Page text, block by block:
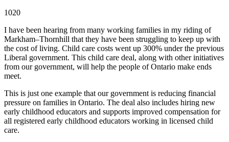
1020
I have been hearing from many working families in my riding of
Markham–Thornhill that they have been struggling to keep up with
the cost of living. Child care costs went up 300% under the previous
Liberal government. This child care deal, along with other initiatives
from our government, will help the people of Ontario make ends
meet.
This is just one example that our government is reducing financial
pressure on families in Ontario. The deal also includes hiring new
early childhood educators and supports improved compensation for
all registered early childhood educators working in licensed child
care.